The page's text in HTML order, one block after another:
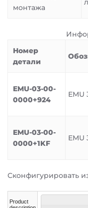
монтажа
Номер
детали
EMU-03-00-
0000+924
EMU
EMU-03-00-
0000+1KF
EMU
Сконфигурировать